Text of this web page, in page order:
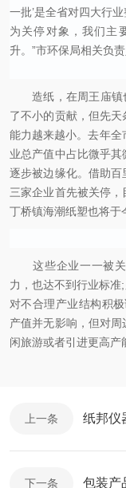
一批’是全省对四大行
为关停对象，我们主
升。 ”市环保局相关负责
造纸，在周王庙镇
了不小的贡献，但先
能力越来越小。去年全
业总产值中占比微乎
逐步被边缘化。借助
三家企业首先被关停，
丁桥镇海潮纸塑也将于
这些企业一一被关
力，也达不到行业标准;
对不合理产业结构积
产值并无影响，但对
闲旅游或者引进更高产
上一条 纸邦仪
下一条 包装产